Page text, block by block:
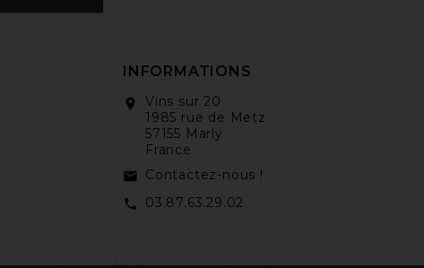
INFORMATIONS
location_on
Vins sur 20
1985 rue de Metz
57155 Marly
France
email Contactez-nous !
call 03.87.63.29.02